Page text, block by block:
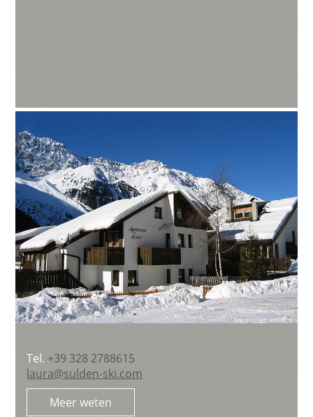
Tel.+39 328 2788615
laura@sulden-ski.com
Meer weten